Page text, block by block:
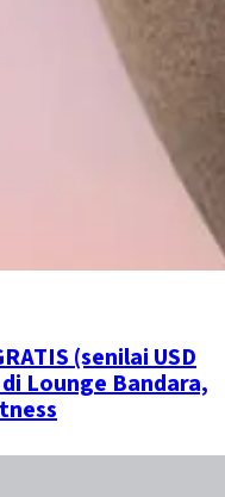
(senilai USD
Lounge Bandara,